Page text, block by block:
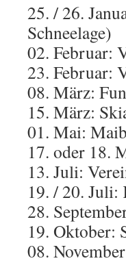
25. / 26.
Schneelage)
02. Februar:
23. Februar:
08. März:
15. März:
01. Mai:
17. oder 18.
13. Juli:
19. / 20. Juli:
28.
19. Oktober:
08.